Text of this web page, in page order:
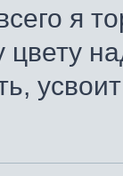
я
цвету